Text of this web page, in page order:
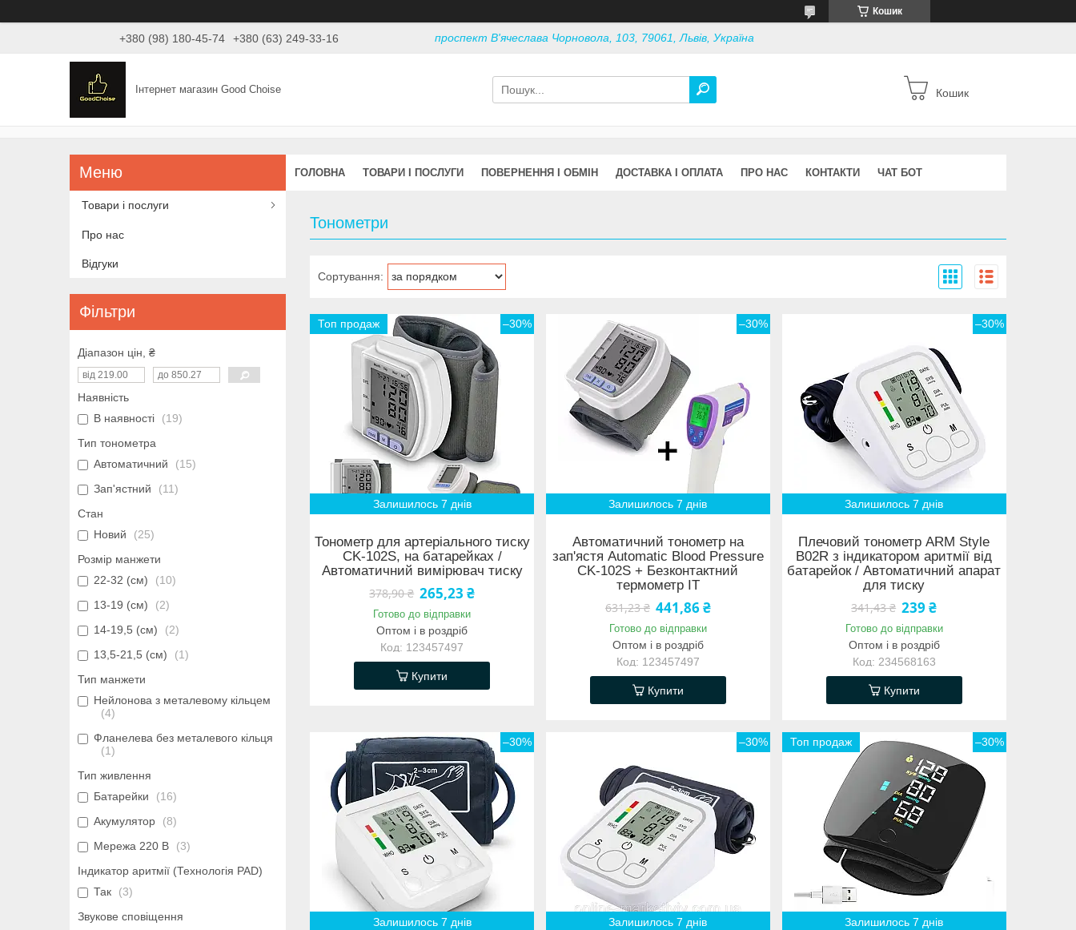
Кошик
+380 (98) 180-45-74 +380 (63) 249-33-16 проспект В'ячеслава Чорновола, 103, 79061, Львів, Україна
Інтернет магазин Good Choise Кошик
ГОЛОВНА ТОВАРИ І ПОСЛУГИ ПОВЕРНЕННЯ І ОБМІН ДОСТАВКА І ОПЛАТА ПРО НАС КОНТАКТИ ЧАТ БОТ
Тонометри
Топ продаж –30%
Залишилось 7 днів
Тонометр для артеріального тиску
CK-102S, на батарейках /
Автоматичний вимірювач тиску
378,90 ₴ 265,23 ₴
Готово до відправки
Оптом і в роздріб
123457497
Купити
–30%
Залишилось 7 днів
Автоматичний тонометр на
зап'ястя Automatic Blood Pressure
CK-102S + Безконтактний
термометр IT
631,23 ₴ 441,86 ₴
Готово до відправки
Оптом і в роздріб
123457497
Купити
–30%
Залишилось 7 днів
Плечовий тонометр ARM Style
B02R з індикатором аритмії від
батарейок / Автоматичний апарат
для тиску
341,43 ₴ 239 ₴
Готово до відправки
Оптом і в роздріб
234568163
Купити
–30%
Залишилось 7 днів
–30%
Залишилось 7 днів
Топ продаж –30%
Залишилось 7 днів
Товари і послуги
Про нас
Відгуки
Фільтри
Діапазон цін, ₴
Наявність
В наявності
19
Тип тонометра
Автоматичний
15
Зап'ястний
11
Стан
Новий
25
Розмір манжети
22-32 (см)
10
13-19 (см)
2
14-19,5 (см)
2
13,5-21,5 (см)
1
Тип манжети
Нейлонова з металевому кільцем
4
Фланелева без металевого кільця
1
Тип живлення
Батарейки
16
Акумулятор
8
Мережа 220 В
3
Індикатор аритмії (Технологія PAD)
Так
3
Звукове сповіщення